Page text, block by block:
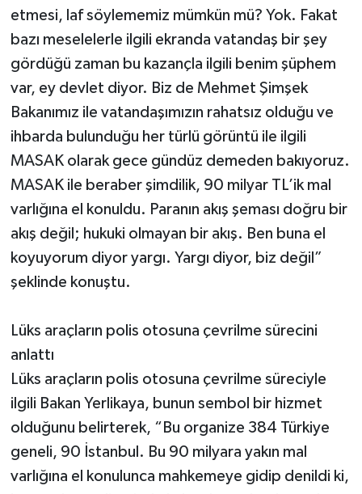
etmesi, laf söylememiz mümkün mü? Yok. Fakat
bazı meselelerle ilgili ekranda vatandaş bir şey
gördüğü zaman bu kazançla ilgili benim şüphem
var, ey devlet diyor. Biz de Mehmet Şimşek
Bakanımız ile vatandaşımızın rahatsız olduğu ve
ihbarda bulunduğu her türlü görüntü ile ilgili
MASAK olarak gece gündüz demeden bakıyoruz.
MASAK ile beraber şimdilik, 90 milyar TL’ik mal
varlığına el konuldu. Paranın akış şeması doğru bir
akış değil; hukuki olmayan bir akış. Ben buna el
koyuyorum diyor yargı. Yargı diyor, biz değil”
şeklinde konuştu.
Lüks araçların polis otosuna çevrilme sürecini
anlattı
Lüks araçların polis otosuna çevrilme süreciyle
ilgili Bakan Yerlikaya, bunun sembol bir hizmet
olduğunu belirterek, “Bu organize 384 Türkiye
geneli, 90 İstanbul. Bu 90 milyara yakın mal
varlığına el konulunca mahkemeye gidip denildi ki,